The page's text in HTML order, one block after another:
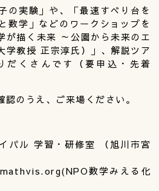
の実験」や、「最速すべり台を
数学」などのワークショップを
が描く未来 ～公園から未来のエ
学教授 正宗淳氏）」、解説ツア
だくさんです（要申込・先着
のうえ、ご来場ください。
パル 学習・研修室 （旭川市宮
数学みえる化